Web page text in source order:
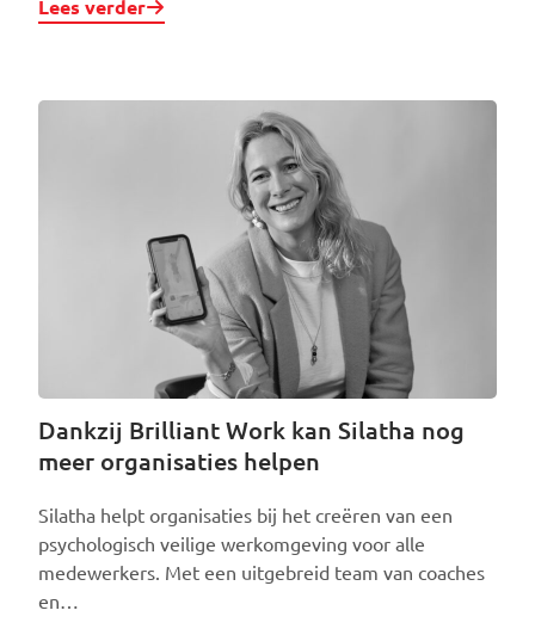
Lees verder
Dankzij Brilliant Work kan Silatha nog
meer organisaties helpen
Silatha helpt organisaties bij het creëren van een
psychologisch veilige werkomgeving voor alle
medewerkers. Met een uitgebreid team van coaches
en…